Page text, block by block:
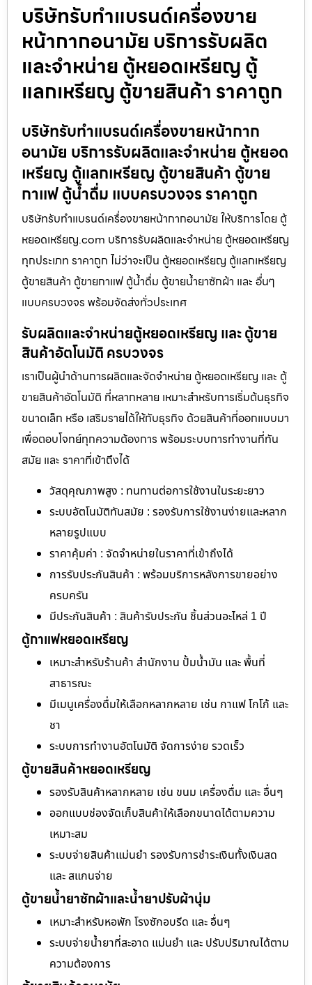
บริษัทรับทำแบรนด์เครื่องขาย
หน้ากากอนามัย บริการรับผลิต
และจำหน่าย ตู้หยอดเหรียญ ตู้
แลกเหรียญ ตู้ขายสินค้า ราคาถูก
บริษัทรับทำแบรนด์เครื่องขายหน้ากาก
อนามัย บริการรับผลิตและจำหน่าย ตู้หยอด
เหรียญ ตู้แลกเหรียญ ตู้ขายสินค้า ตู้ขาย
กาแฟ ตู้น้ำดื่ม แบบครบวงจร ราคาถูก
บริษัทรับทำแบรนด์เครื่องขายหน้ากากอนามัย ให้บริการโดย ตู้
หยอดเหรียญ.com บริการรับผลิตและจำหน่าย ตู้หยอดเหรียญ
ทุกประเภท ราคาถูก ไม่ว่าจะเป็น ตู้หยอดเหรียญ ตู้แลกเหรียญ
ตู้ขายสินค้า ตู้ขายกาแฟ ตู้น้ำดื่ม ตู้ขายน้ำยาซักผ้า และ อื่นๆ
แบบครบวงจร พร้อมจัดส่งทั่วประเทศ
รับผลิตและจำหน่ายตู้หยอดเหรียญ และ ตู้ขาย
สินค้าอัตโนมัติ ครบวงจร
เราเป็นผู้นำด้านการผลิตและจัดจำหน่าย ตู้หยอดเหรียญ และ ตู้
ขายสินค้าอัตโนมัติ ที่หลากหลาย เหมาะสำหรับการเริ่มต้นธุรกิจ
ขนาดเล็ก หรือ เสริมรายได้ให้กับธุรกิจ ด้วยสินค้าที่ออกแบบมา
เพื่อตอบโจทย์ทุกความต้องการ พร้อมระบบการทำงานที่ทัน
สมัย และ ราคาที่เข้าถึงได้
วัสดุคุณภาพสูง : ทนทานต่อการใช้งานในระยะยาว
ระบบอัตโนมัติทันสมัย : รองรับการใช้งานง่ายและหลาก
หลายรูปแบบ
ราคาคุ้มค่า : จัดจำหน่ายในราคาที่เข้าถึงได้
การรับประกันสินค้า : พร้อมบริการหลังการขายอย่าง
ครบครัน
มีประกันสินค้า : สินค้ารับประกัน ชิ้นส่วนอะไหล่ 1 ปี
ตู้กาแฟหยอดเหรียญ
เหมาะสำหรับร้านค้า สำนักงาน ปั้มน้ำมัน และ พื้นที่
สาธารณะ
มีเมนูเครื่องดื่มให้เลือกหลากหลาย เช่น กาแฟ โกโก้ และ
ชา
ระบบการทำงานอัตโนมัติ จัดการง่าย รวดเร็ว
ตู้ขายสินค้าหยอดเหรียญ
รองรับสินค้าหลากหลาย เช่น ขนม เครื่องดื่ม และ อื่นๆ
ออกแบบช่องจัดเก็บสินค้าให้เลือกขนาดได้ตามความ
เหมาะสม
ระบบจ่ายสินค้าแม่นยำ รองรับการชำระเงินทั้งเงินสด
และ สแกนจ่าย
ตู้ขายน้ำยาซักผ้าและน้ำยาปรับผ้านุ่ม
เหมาะสำหรับหอพัก โรงซักอบรีด และ อื่นๆ
ระบบจ่ายน้ำยาที่สะอาด แม่นยำ และ ปรับปริมาณได้ตาม
ความต้องการ